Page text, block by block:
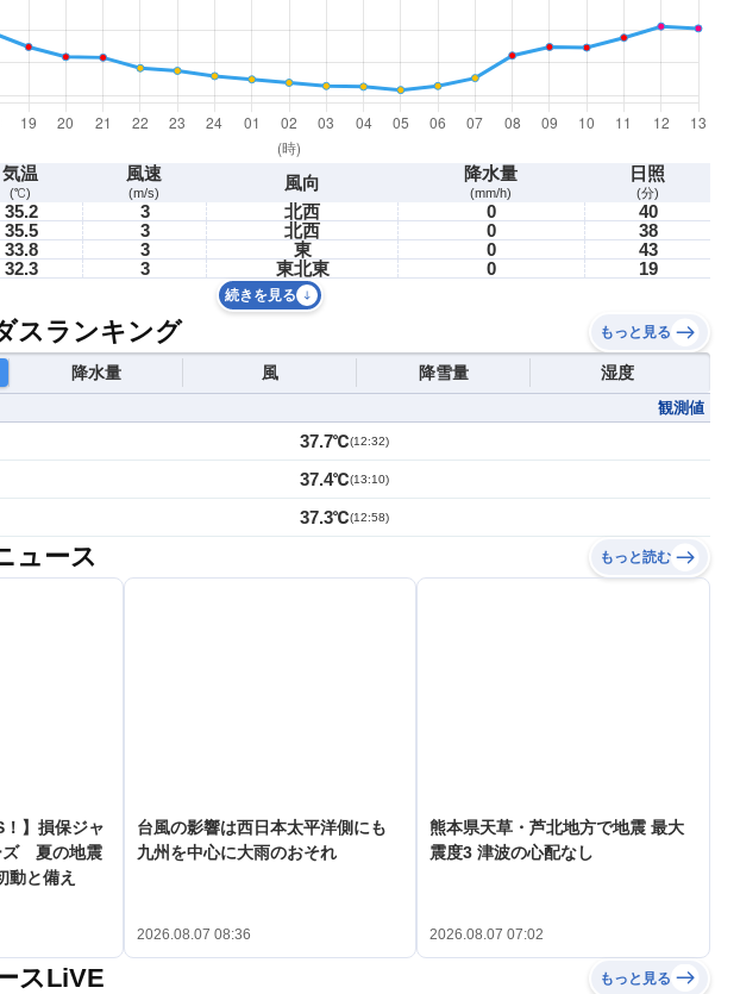
気温
(℃)
風速
(m/s) 風向 降水量
(mm/h)
日照
(分)
35.2 3 北西 0
40
35.5 3 北西 0
38
33.8 3 東 0
43
32.3 3 東北東 0 19
続きを見る
スランキング もっと見る
降水量 風 降雪量 湿度
観測値
37.7℃(12:32)
37.4℃(13:10)
37.3℃(12:58)
ュース もっと読む
！】損保ジャ
ズ 夏の地震
動と備え
台風の影響は西日本太平洋側にも
九州を中心に大雨のおそれ
2026.08.07 08:36
熊本県天草・芦北地方で地震 最大
震度3 津波の心配なし
2026.08.07 07:02
スLiVE もっと見る